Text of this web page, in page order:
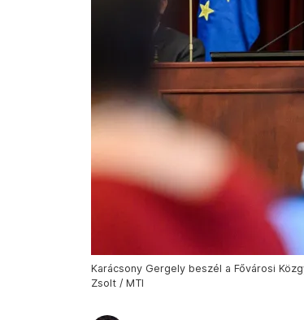
Karácsony Gergely beszél a Fővárosi
Zsolt / MTI